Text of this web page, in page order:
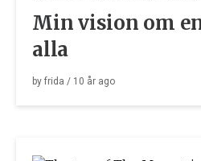
Min vision om
alla
by frida / 10 år ago